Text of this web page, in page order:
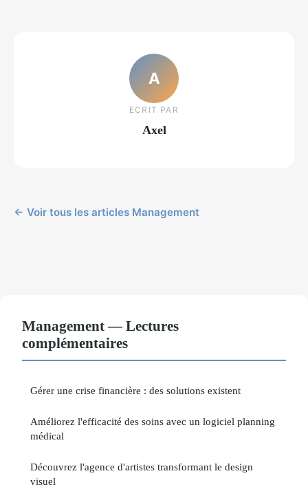
A
ECRIT PAR
Axel
← Voir tous les articles Management
Management — Lectures
complémentaires
Gérer une crise financière : des solutions existent
Améliorez l'efficacité des soins avec un logiciel planning
médical
Découvrez l'agence d'artistes transformant le design
visuel